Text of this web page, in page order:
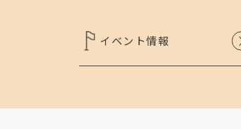
イベント情報